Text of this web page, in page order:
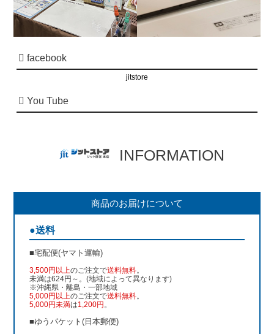
facebook
jitstore
You Tube
INFORMATION
商品のお届けについて
●送料
■宅配便(ヤマト運輸)
3,500円以上のご注文で送料無料。
未満は624円～。(地域によって異なります)
※沖縄県・離島・一部地域
5,000円以上のご注文で送料無料。
5,000円未満は1,200円 。
■ゆうパケット(日本郵便)